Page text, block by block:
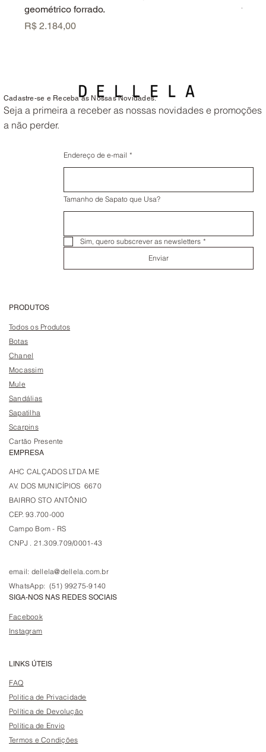
geométrico forrado.
Preço
R$ 2.184,00
Cadastre-se e Receba as Nossas Novidades.
Seja a primeira a receber as nossas novidades e promoções
a não perder.
Endereço de e-mail *
Tamanho de Sapato que Usa?
Sim, quero subscrever as newsletters *
Enviar
PRODUTOS
Todos os Produtos
Botas
Chanel
Mocassim
Mule
Sandálias
Sapatilha
Scarpins
Cartão Presente
EMPRESA
AHC CALÇADOS LTDA ME
AV. DOS MUNICÍPIOS 6670
BAIRRO STO ANTÔNIO
CEP. 93.700-000
Campo Bom - RS
CNPJ . 21.309.709/0001-43
email: dellela@dellela.com.br
WhatsApp: (51) 99275-9140
SIGA-NOS NAS REDES SOCIAIS
Facebook
Instagram
LINKS ÚTEIS
FAQ
Politica de Privacidade
Política de Devolução
Política de Envio
Termos e Condições